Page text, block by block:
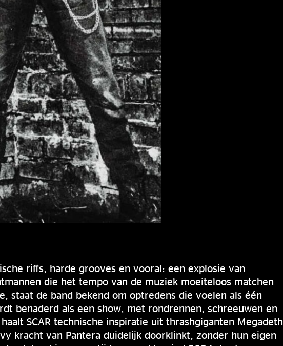
riffs, harde grooves en vooral: een explosie van
die het tempo van de muziek moeiteloos matchen
staat de band bekend om optredens die voelen als één
benaderd als een show, met rondrennen, schreeuwen en
SCAR technische inspiratie uit thrashgiganten Megadeth
kracht van Pantera duidelijk doorklinkt, zonder hun eigen